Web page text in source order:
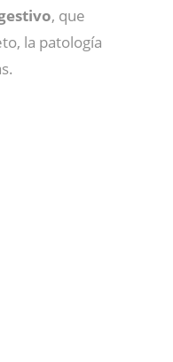
, que
la patología